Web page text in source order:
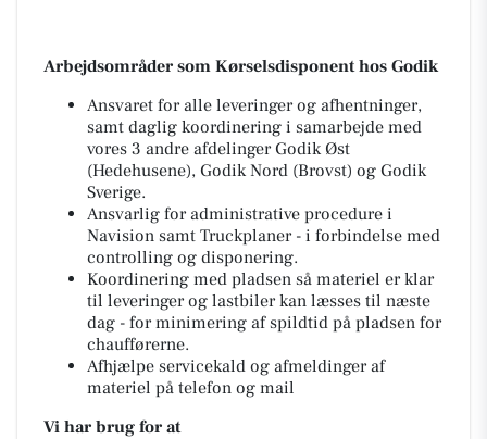
Arbejdsområder som Kørselsdisponent hos Godik
Ansvaret for alle leveringer og afhentninger,
samt daglig koordinering i samarbejde med
vores 3 andre afdelinger Godik Øst
(Hedehusene), Godik Nord (Brovst) og Godik
Sverige.
Ansvarlig for administrative procedure i
Navision samt Truckplaner - i forbindelse med
controlling og disponering.
Koordinering med pladsen så materiel er klar
til leveringer og lastbiler kan læsses til næste
dag - for minimering af spildtid på pladsen for
chaufførerne.
Afhjælpe servicekald og afmeldinger af
materiel på telefon og mail
Vi har brug for at